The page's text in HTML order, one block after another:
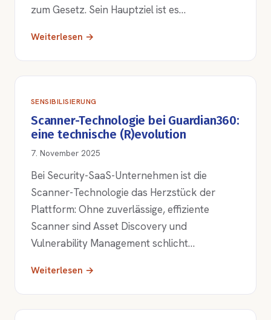
zum Gesetz. Sein Hauptziel ist es…
Weiterlesen →
SENSIBILISIERUNG
Scanner-Technologie bei Guardian360:
eine technische (R)evolution
7. November 2025
Bei Security-SaaS-Unternehmen ist die
Scanner-Technologie das Herzstück der
Plattform: Ohne zuverlässige, effiziente
Scanner sind Asset Discovery und
Vulnerability Management schlicht…
Weiterlesen →